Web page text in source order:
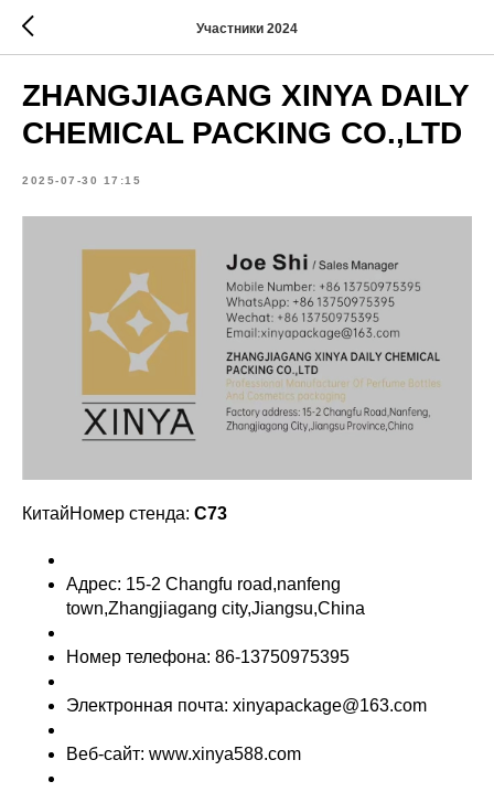
Участники 2024
ZHANGJIAGANG XINYA DAILY
CHEMICAL PACKING CO.,LTD
2025-07-30 17:15
КитайНомер стенда: C73
Адрес: 15-2 Changfu road,nanfeng
town,Zhangjiagang city,Jiangsu,China
Номер телефона: 86-13750975395
Электронная почта: xinyapackage@163.com
Веб-сайт: www.xinya588.com